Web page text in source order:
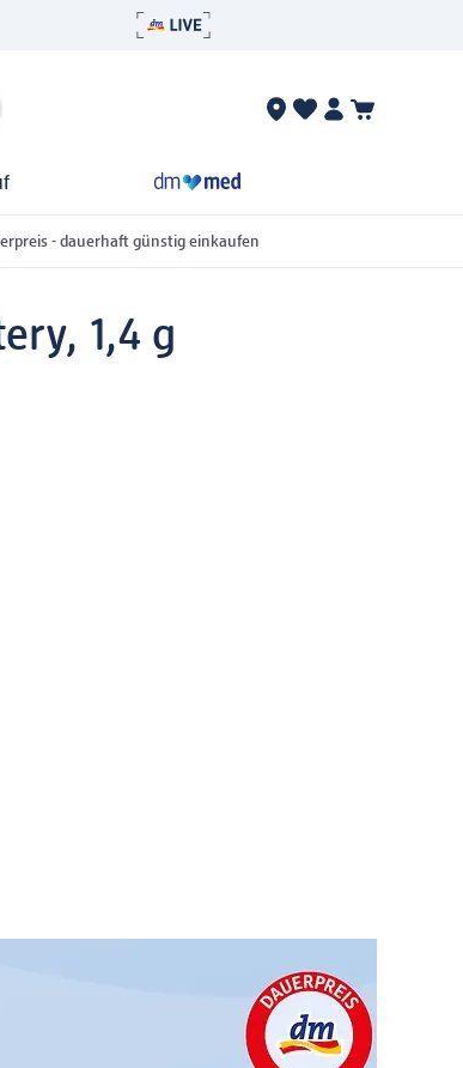
- dauerhaft günstig einkaufen
1,4 g